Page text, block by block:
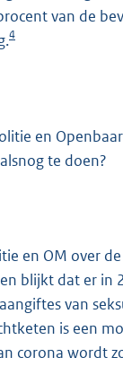
van de
4
en
te doen?
en OM over
blijkt dat er
van
is een
corona wordt